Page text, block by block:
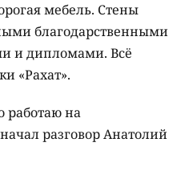
мебель. Стены
благодарственными
и дипломами. Всё
«Рахат».
работаю на
разговор Анатолий